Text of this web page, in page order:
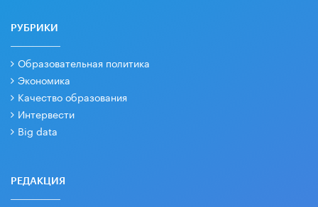
РУБРИКИ
Образовательная политика
Экономика
Качество образования
Интервести
Big data
РЕДАКЦИЯ